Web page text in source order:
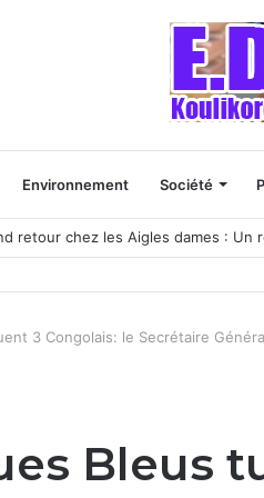
Environnement Société
retour chez les Aigles dames :
3 Congolais: le Secrétaire
Bleus